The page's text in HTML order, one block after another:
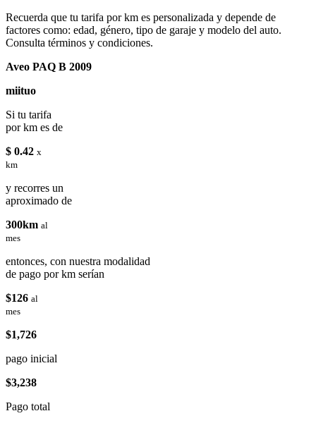
Recuerda que tu tarifa por km es personalizada y depende de
factores como: edad, género, tipo de garaje y modelo del auto.
Consulta términos y condiciones.
Aveo PAQ B 2009
miituo
Si tu tarifa
por km es de
$ 0.42 x
km
y recorres un
aproximado de
300km al
mes
entonces, con nuestra modalidad
de pago por km serían
$126 al
mes
$1,726
pago inicial
$3,238
Pago total